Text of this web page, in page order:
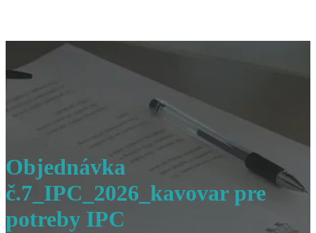
Objednávka
č.7_IPC_2026_kavovar pre
potreby IPC